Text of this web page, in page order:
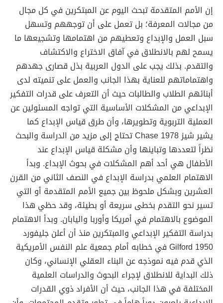
إن الأمم المتقدمة تبحث اليوم عن المبتكرين في كل مجال
من مجالات المعرفة؛ بل تعمل على أن توجههم وتسهل
سبل العمل والإبداع وتعطيهم من اهتمامها وتشجيعها ما
يسمح لهم بالانطلاق في آفاق الاختراع والاكتشاف
والتقدم. بذلك يجب على الدول العربية بذل قصارى جهدهم
واهتماماتهم للعناية بهذا الجانب والعمل على تنميته لدى
أبنائهم الطلاب والطالبات حيث أن التعرف على قدرات التفكير
الإبداعي من المشكلات الأساسية التي تواجه المسئولين عن
العملية التربوية وتطويرها، وأن طرق قياس الإبداع كما
يشير شيز 1978 Chase تحتاج إلى مزيد من الدراسة والبحث
نظراً لتعددها وتباينها وأن مشكلة قياس الإبداع عند
الأطفال هي أحد أهم المشكلات في بحوث الإبداع. وبدأ
الاهتمام العلمي بدراسة الإبداع في النصف الثاني من القرن
العشرين وبشكل ملحوظ بين جميع الأمم المتقدمة أو التي
تسير نحو التقدم بخطى سريعة أو بطيئة، وقد حظي هذا
الموضوع بالاهتمام في أمريكا وأوربا واليابان. وبدأ الاهتمام
بدراسة التفكير الإبداعي والمبتكرين منذ أن أعلن جليفورد
1950 Gilford في خطابه أمام جمعية علم النفس الأمريكية
الذي قدم فيه نموذجه عن البناء العقلي الإنساني، وكان
ذلك البداية للانطلاق لإجراء البحوث والدراسات العلمية
المختلفة في هذا الجانب، حيث أن الأفراد ذوي القدرات